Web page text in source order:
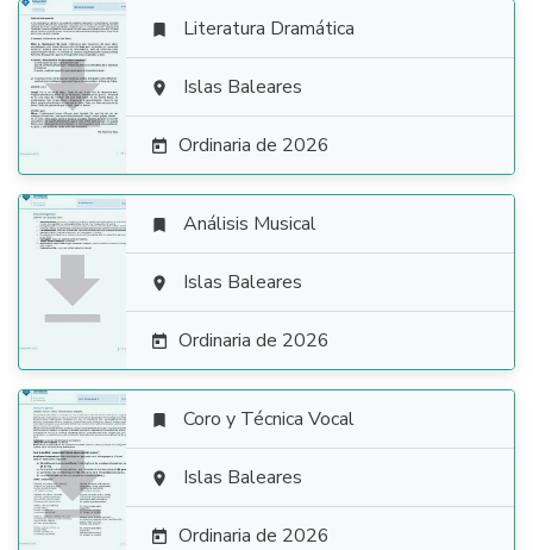

 Literatura Dramática
 Islas Baleares
 Ordinaria de 2026

 Análisis Musical
 Islas Baleares
 Ordinaria de 2026

 Coro y Técnica Vocal
 Islas Baleares
 Ordinaria de 2026